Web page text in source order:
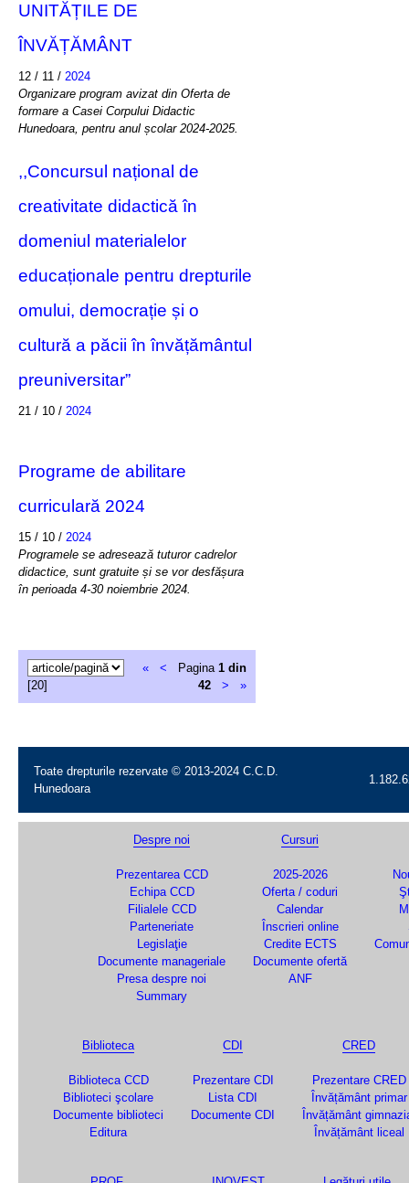
UNITĂȚILE DE
ÎNVĂȚĂMÂNT
12 / 11 / 2024
Organizare program avizat din Oferta de
formare a Casei Corpului Didactic
Hunedoara, pentru anul școlar 2024-2025.
,,Concursul național de
creativitate didactică în
domeniul materialelor
educaționale pentru drepturile
omului, democrație și o
cultură a păcii în învățământul
preuniversitar”
21 / 10 / 2024
Programe de abilitare
curriculară 2024
15 / 10 / 2024
Programele se adresează tuturor cadrelor
didactice, sunt gratuite și se vor desfășura
în perioada 4-30 noiembrie 2024.
[20]
« < Pagina 1 din
42
> »
Toate drepturile rezervate © 2013-2024 C.C.D.
Hunedoara
Despre noi
Prezentarea CCD
Echipa CCD
Filialele CCD
Parteneriate
Legislaţie
Documente manageriale
Presa despre noi
Summary
Cursuri
2025-2026
Oferta / coduri
Calendar
Înscrieri online
Credite ECTS
Documente ofertă
ANF
Biblioteca
Biblioteca CCD
Biblioteci şcolare
Documente biblioteci
Editura
CDI
Prezentare CDI
Lista CDI
Documente CDI
CRED
Prezentare CRED
Învățământ primar
Învățământ
Învățământ liceal